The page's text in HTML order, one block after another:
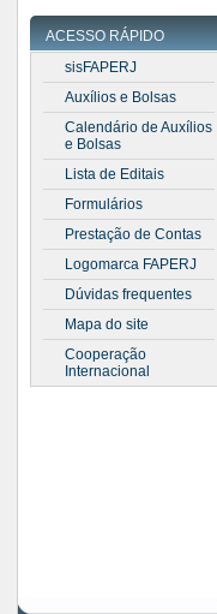
ACESSO RÁPIDO
sisFAPERJ
Auxílios e Bolsas
Calendário de Auxílios
e Bolsas
Lista de Editais
Formulários
Prestação de Contas
Logomarca FAPERJ
Dúvidas frequentes
Mapa do site
Cooperação
Internacional